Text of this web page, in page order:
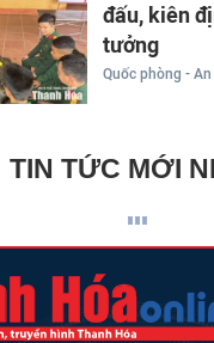
đấu, kiên
tưởng
Quốc phòng -
TIN TỨC MỚI